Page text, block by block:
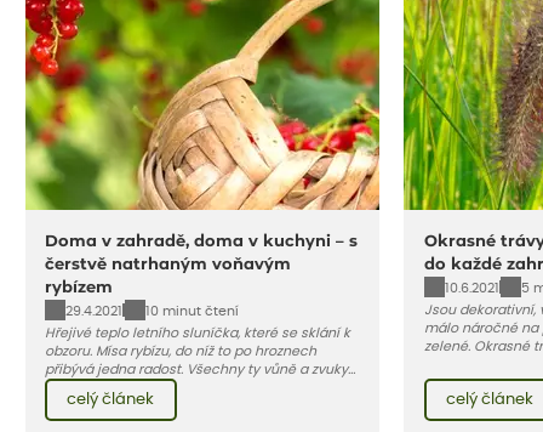
Doma v zahradě, doma v kuchyni – s
čerstvě natrhaným voňavým
rybízem
29.4.2021
10 minut čtení
Hřejivé teplo letního sluníčka, které se sklání k
obzoru. Mísa rybízu, do níž to po hroznech
přibývá jedna radost. Všechny ty vůně a zvuky
červencové zahrady. Sklizeň rybízu do kuchyně
vnese neuvěřitelný klid a radost. A taky trochu
bezstarostnosti dětství při mlsání babiččina
celý článek
Okrasné
do každé
10.6.2021
5
Jsou dekorativní,
málo náročné na
zelené. Okrasné
jedna z
celý článek